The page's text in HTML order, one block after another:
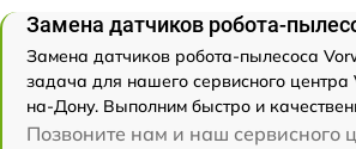
Замена датчиков робота-
Замена датчиков робота-пылесоса
задача для нашего сервисного центра
на-Дону. Выполним быстро и
Позвоните нам и наш сервисного